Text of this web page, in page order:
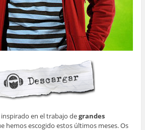
inspirado en el trabajo degrandes
hemos escogido estos últimos meses. Os